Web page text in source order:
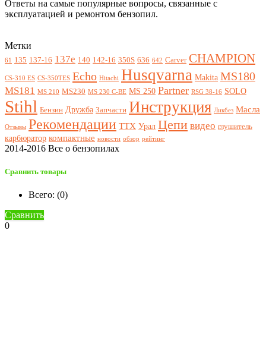
Ответы на самые популярные вопросы, связанные с
эксплуатацией и ремонтом бензопил.
Метки
61 135 137-16 137e 140 142-16 350S 636 642 Carver CHAMPION
CS-310 ES CS-350TES Echo Hitachi Husqvarna Makita MS180
MS181 MS 210 MS230 MS 230 C-BE MS 250 Partner RSG 38-16 SOLO
Stihl Бензин Дружба Запчасти Инструкция Ликбез Масла
Отзывы Рекомендации ТТХ Урал Цепи видео глушитель
карбюратор компактные новости обзор рейтинг
2014-2016 Все о бензопилах
Сравнить товары
Всего: (0)
Сравнить
0